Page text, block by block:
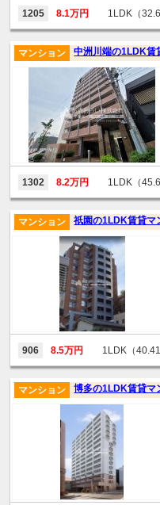
1205 8.1万円 1LDK（
中洲川端の1LDK賃
マンション
1302 8.2万円 1LDK（
祇園の1LDK賃貸マ
マンション
906 8.5万円 1LDK（
博多の1LDK賃貸マ
マンション